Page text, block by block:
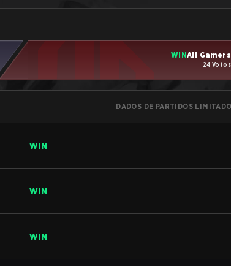
WINAll Gamers
24 Votos
DADOS DE PARTIDOS
WIN
WIN
WIN